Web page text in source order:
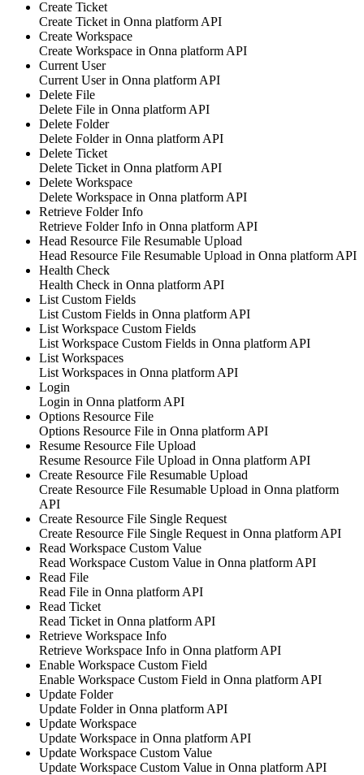
Create Ticket
Create Ticket in Onna platform API
Create Workspace
Create Workspace in Onna platform API
Current User
Current User in Onna platform API
Delete File
Delete File in Onna platform API
Delete Folder
Delete Folder in Onna platform API
Delete Ticket
Delete Ticket in Onna platform API
Delete Workspace
Delete Workspace in Onna platform API
Retrieve Folder Info
Retrieve Folder Info in Onna platform API
Head Resource File Resumable Upload
Head Resource File Resumable Upload in Onna platform API
Health Check
Health Check in Onna platform API
List Custom Fields
List Custom Fields in Onna platform API
List Workspace Custom Fields
List Workspace Custom Fields in Onna platform API
List Workspaces
List Workspaces in Onna platform API
Login
Login in Onna platform API
Options Resource File
Options Resource File in Onna platform API
Resume Resource File Upload
Resume Resource File Upload in Onna platform API
Create Resource File Resumable Upload
Create Resource File Resumable Upload in Onna platform
API
Create Resource File Single Request
Create Resource File Single Request in Onna platform API
Read Workspace Custom Value
Read Workspace Custom Value in Onna platform API
Read File
Read File in Onna platform API
Read Ticket
Read Ticket in Onna platform API
Retrieve Workspace Info
Retrieve Workspace Info in Onna platform API
Enable Workspace Custom Field
Enable Workspace Custom Field in Onna platform API
Update Folder
Update Folder in Onna platform API
Update Workspace
Update Workspace in Onna platform API
Update Workspace Custom Value
Update Workspace Custom Value in Onna platform API